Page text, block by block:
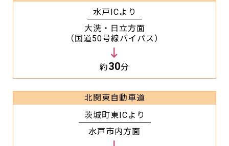
水戸ICより
大洗・日立方面
（国道50号線バイパス）
約30分
北関東自動車道
茨城町東ICより
水戸市内方面